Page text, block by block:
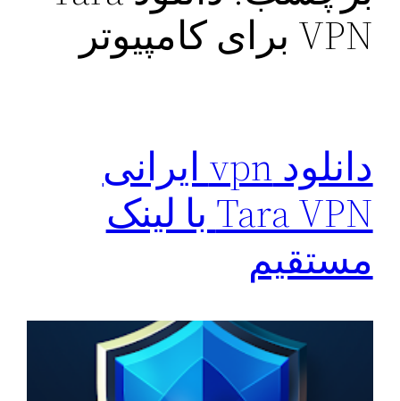
VPN برای کامپیوتر
دانلود vpn ایرانی
Tara VPN با لینک
مستقیم